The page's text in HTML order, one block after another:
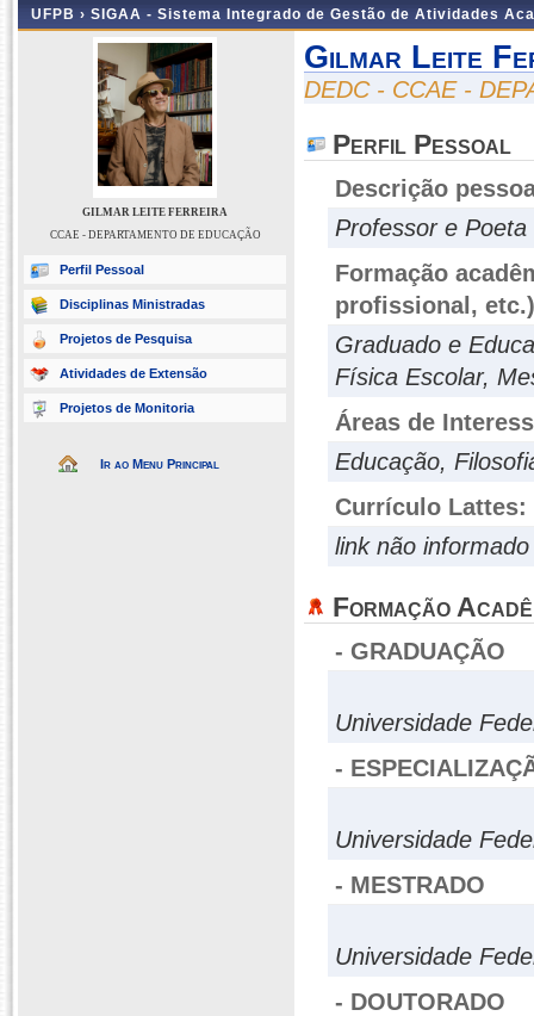
UFPB › SIGAA - Sistema Integrado de Gestão de Atividades
GILMAR LEITE FERREIRA
CCAE - DEPARTAMENTO DE EDUCAÇÃO
Perfil Pessoal
Disciplinas Ministradas
Projetos de Pesquisa
Atividades de Extensão
Projetos de Monitoria
Ir ao Menu Principal
Gilmar Leite
DEDC - CCAE -
Perfil Pessoal
Descrição
Professor e Poeta
Formação
profissional, etc.)
Graduado e
Física Escolar,
Áreas de
Educação,
Currículo Lattes:
link não informado
Formação
- GRADUAÇÃO
Universidade
-
Universidade
- MESTRADO
Universidade
- DOUTORADO